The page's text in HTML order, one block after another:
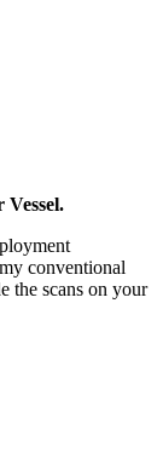
conventional
the scans on your